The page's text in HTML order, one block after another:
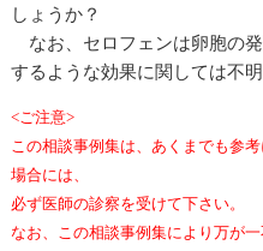
しょうか？
なお、セロフェンは卵胞の
するような効果に関しては不明
<ご注意>
この相談事例集は、あくまでも参
場合には、
必ず医師の診察を受けて下さい。
なお、この相談事例集により万が